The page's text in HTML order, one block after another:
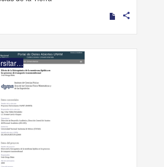
share
Registro de colección universitaria